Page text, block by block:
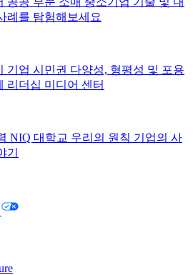
례를 탐험해보세요
기업 시민권 다양성, 형평성 및 포용
리더십 미디어 센터
NIQ 대학교 우리의 원칙 기업의 사
기